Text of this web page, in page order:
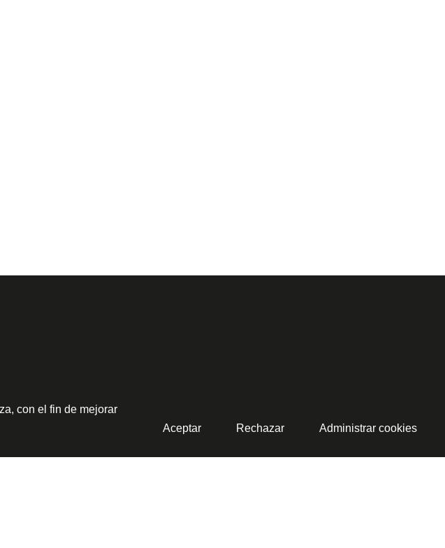
con el fin de mejorar
Aceptar Rechazar Administrar cookies